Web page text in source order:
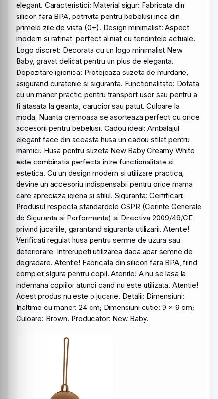
elegant. Caracteristici: Material sigur: Fabricata din
silicon fara BPA, potrivita pentru bebelusi inca din
primele zile de viata (0+). Design minimalist: Aspect
modern si rafinat, perfect aliniat cu tendintele actuale.
Logo discret: Decorata cu un logo minimalist New
Baby, gravat delicat pentru un plus de eleganta.
Depozitare igienica: Protejeaza suzeta de murdarie,
asigurand curatenie si siguranta. Functionalitate: Dotata
cu un maner practic pentru transport usor sau pentru a
fi atasata la geanta, carucior sau patut. Culoare la
moda: Nuanta cremoasa se asorteaza perfect cu orice
accesorii pentru bebelusi. Cadou ideal: Ambalajul
elegant face din aceasta husa un cadou stilat pentru
mamici. Husa pentru suzeta New Baby Creamy White
este combinatia perfecta intre functionalitate si
estetica. Cu un design modern si utilizare practica,
devine un accesoriu indispensabil pentru orice mama
care apreciaza igiena si stilul. Siguranta: Certificari:
Produsul respecta standardele GSPR (Cerinte Generale
de Siguranta si Performanta) si Directiva 2009/48/CE
privind jucariile, garantand siguranta utilizarii. Atentie!
Verificati regulat husa pentru semne de uzura sau
deteriorare. Intrerupeti utilizarea daca apar semne de
degradare. Atentie! Fabricata din silicon fara BPA, fiind
complet sigura pentru copii. Atentie! A nu se lasa la
indemana copiilor atunci cand nu este utilizata. Atentie!
Acest produs nu este o jucarie. Detalii: Dimensiuni:
Inaltime cu maner: 24 cm; Dimensiuni cutie: 9 x 9 cm;
Culoare: Brown. Producator: New Baby.